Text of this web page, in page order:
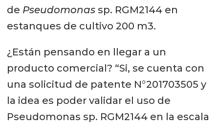
de Pseudomonassp. RGM2144 en
estanques de cultivo 200 m3.
¿Están pensando en llegar a un
producto comercial? “Si, se cuenta con
una solicitud de patente N°201703505 y
la idea es poder validar el uso de
Pseudomonas sp. RGM2144 en la escala